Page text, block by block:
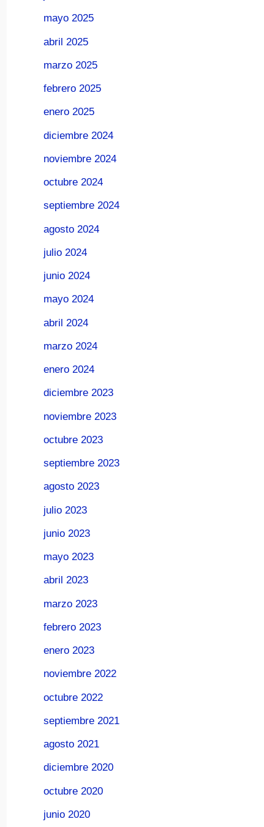
mayo 2025
abril 2025
marzo 2025
febrero 2025
enero 2025
diciembre 2024
noviembre 2024
octubre 2024
septiembre 2024
agosto 2024
julio 2024
junio 2024
mayo 2024
abril 2024
marzo 2024
enero 2024
diciembre 2023
noviembre 2023
octubre 2023
septiembre 2023
agosto 2023
julio 2023
junio 2023
mayo 2023
abril 2023
marzo 2023
febrero 2023
enero 2023
noviembre 2022
octubre 2022
septiembre 2021
agosto 2021
diciembre 2020
octubre 2020
junio 2020